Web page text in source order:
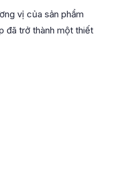
vị của sản phẩm
đã trở thành một thiết